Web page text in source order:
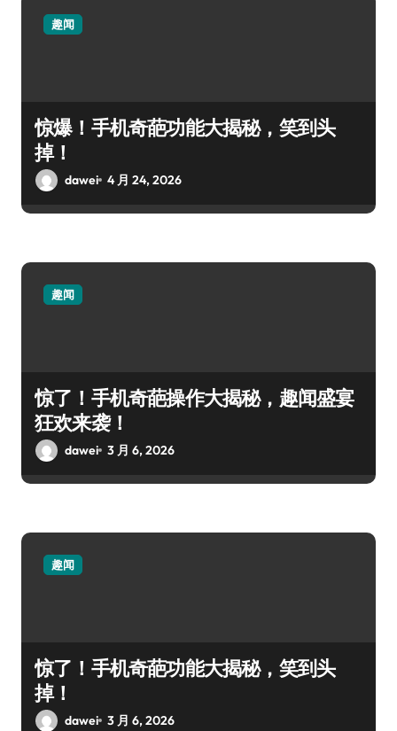
趣闻
惊爆！手机奇葩功能大揭秘，笑到头
掉！
dawei 4 月 24, 2026
趣闻
惊了！手机奇葩操作大揭秘，趣闻盛宴
狂欢来袭！
dawei 3 月 6, 2026
趣闻
惊了！手机奇葩功能大揭秘，笑到头
掉！
dawei 3 月 6, 2026